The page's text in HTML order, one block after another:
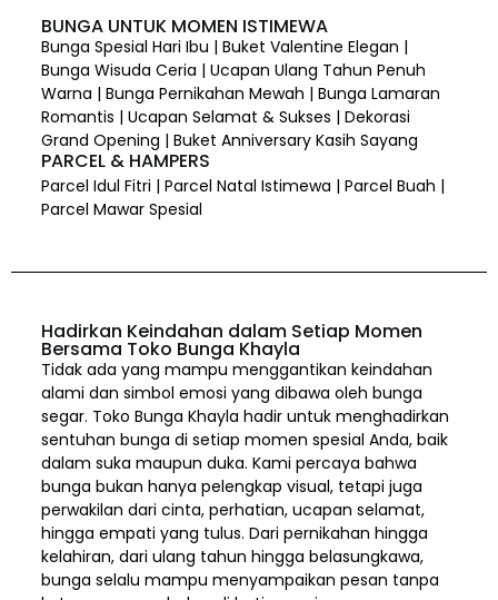
BUNGA UNTUK MOMEN ISTIMEWA
Bunga Spesial Hari Ibu | Buket Valentine Elegan |
Bunga Wisuda Ceria | Ucapan Ulang Tahun Penuh
Warna | Bunga Pernikahan Mewah | Bunga Lamaran
Romantis | Ucapan Selamat & Sukses | Dekorasi
Grand Opening | Buket Anniversary Kasih Sayang
PARCEL & HAMPERS
Parcel Idul Fitri | Parcel Natal Istimewa | Parcel Buah |
Parcel Mawar Spesial
Hadirkan Keindahan dalam Setiap Momen
Bersama Toko Bunga Khayla
Tidak ada yang mampu menggantikan keindahan
alami dan simbol emosi yang dibawa oleh bunga
segar. Toko Bunga Khayla hadir untuk menghadirkan
sentuhan bunga di setiap momen spesial Anda, baik
dalam suka maupun duka. Kami percaya bahwa
bunga bukan hanya pelengkap visual, tetapi juga
perwakilan dari cinta, perhatian, ucapan selamat,
hingga empati yang tulus. Dari pernikahan hingga
kelahiran, dari ulang tahun hingga belasungkawa,
bunga selalu mampu menyampaikan pesan tanpa